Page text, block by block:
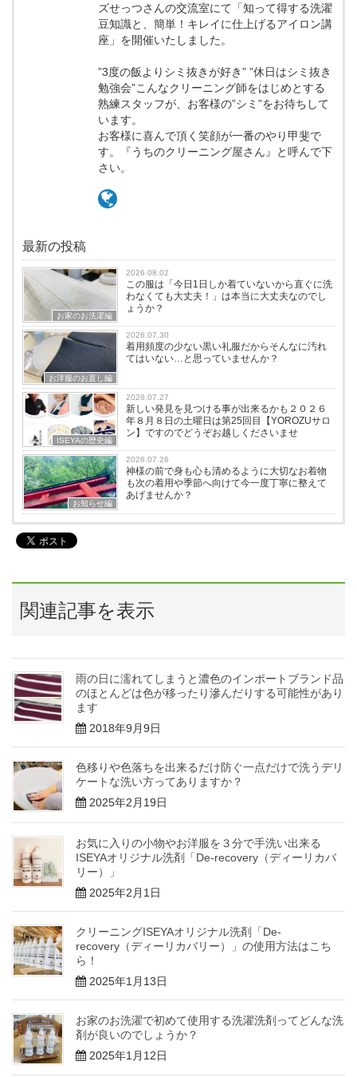
ズせっつさんの交流室にて「知って得する洗濯
豆知識と、簡単！キレイに仕上げるアイロン講
座」を開催いたしました。
”3度の飯よりシミ抜きが好き” ”休日はシミ抜き
勉強会”こんなクリーニング師をはじめとする
熟練スタッフが、お客様の”シミ”をお待ちして
います。
お客様に喜んで頂く笑顔が一番のやり甲斐で
す。『うちのクリーニング屋さん』と呼んで下
さい。
最新の投稿
お家のお洗濯編
2026.08.02
この服は「今日1日しか着ていないから直ぐに洗
わなくても大丈夫！」は本当に大丈夫なのでし
ょうか？
お洋服のお直し編
2026.07.30
着用頻度の少ない黒い礼服だからそんなに汚れ
てはいない…と思っていませんか？
ISEYAの歴史編
2026.07.27
新しい発見を見つける事が出来るかも２０２６
年８月８日の土曜日は第25回目【YOROZUサロ
ン】ですのでどうぞお越しくださいませ
お知らせ編
2026.07.26
神様の前で身も心も清めるように大切なお着物
も次の着用や季節へ向けて今一度丁寧に整えて
あげませんか？
関連記事を表示
雨の日に濡れてしまうと濃色のインポートブランド品
のほとんどは色が移ったり滲んだりする可能性があり
ます
2018年9月9日
色移りや色落ちを出来るだけ防ぐ一点だけで洗うデリ
ケートな洗い方ってありますか？
2025年2月19日
お気に入りの小物やお洋服を３分で手洗い出来る
ISEYAオリジナル洗剤「De-recovery（ディーリカバ
リー）」
2025年2月1日
クリーニングISEYAオリジナル洗剤「De-
recovery（ディーリカバリー）」の使用方法はこち
ら！
2025年1月13日
お家のお洗濯で初めて使用する洗濯洗剤ってどんな洗
剤が良いのでしょうか？
2025年1月12日